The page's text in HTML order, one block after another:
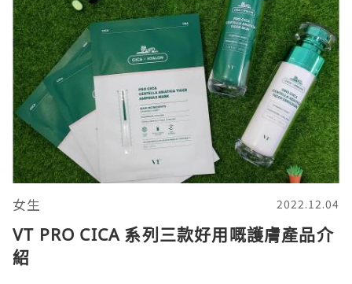
女生 2022.12.04
VT PRO CICA 系列三款好用嘅護膚產品介
紹